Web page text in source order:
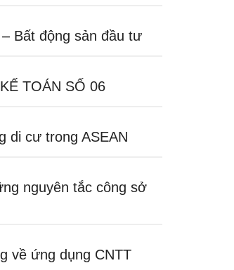
Bất động sản đầu tư
TOÁN SỐ 06
di cư trong ASEAN
nguyên tắc công sở
về ứng dụng CNTT